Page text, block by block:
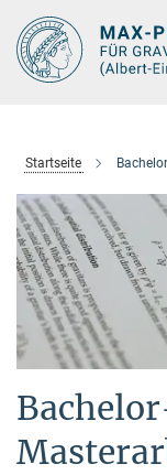
Hauptinhalt
Startseite